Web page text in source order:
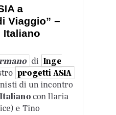
a
Viaggio” –
Italiano
di Inge
progetti ASIA
di un incontro
con Ilaria
e Tino